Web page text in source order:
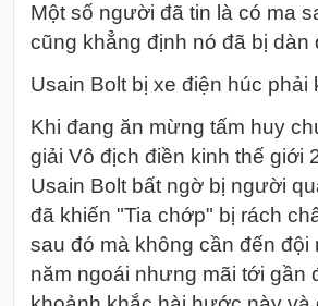
Một số người đã tin là có ma
cũng khẳng định nó đã bị dàn
Usain Bolt bị xe điện húc phải
Khi đang ăn mừng tấm huy
giải Vô địch điền kinh thế giới
Usain Bolt bất ngờ bị người
đã khiến "Tia chớp" bị rách
sau đó mà không cần đến
năm ngoái nhưng mãi tới gần